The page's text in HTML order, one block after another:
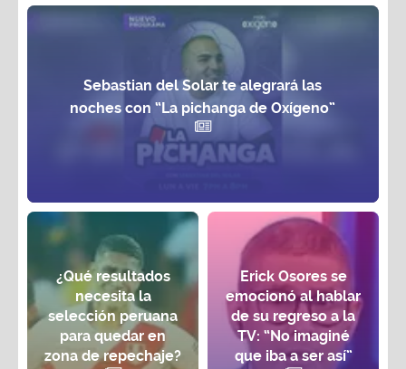
Sebastian del Solar te alegrará las
noches con “La pichanga de Oxígeno”
¿Qué resultados
necesita la
selección peruana
para quedar en
zona de repechaje?
Erick Osores se
emocionó al hablar
de su regreso a la
TV: “No imaginé
que iba a ser así”